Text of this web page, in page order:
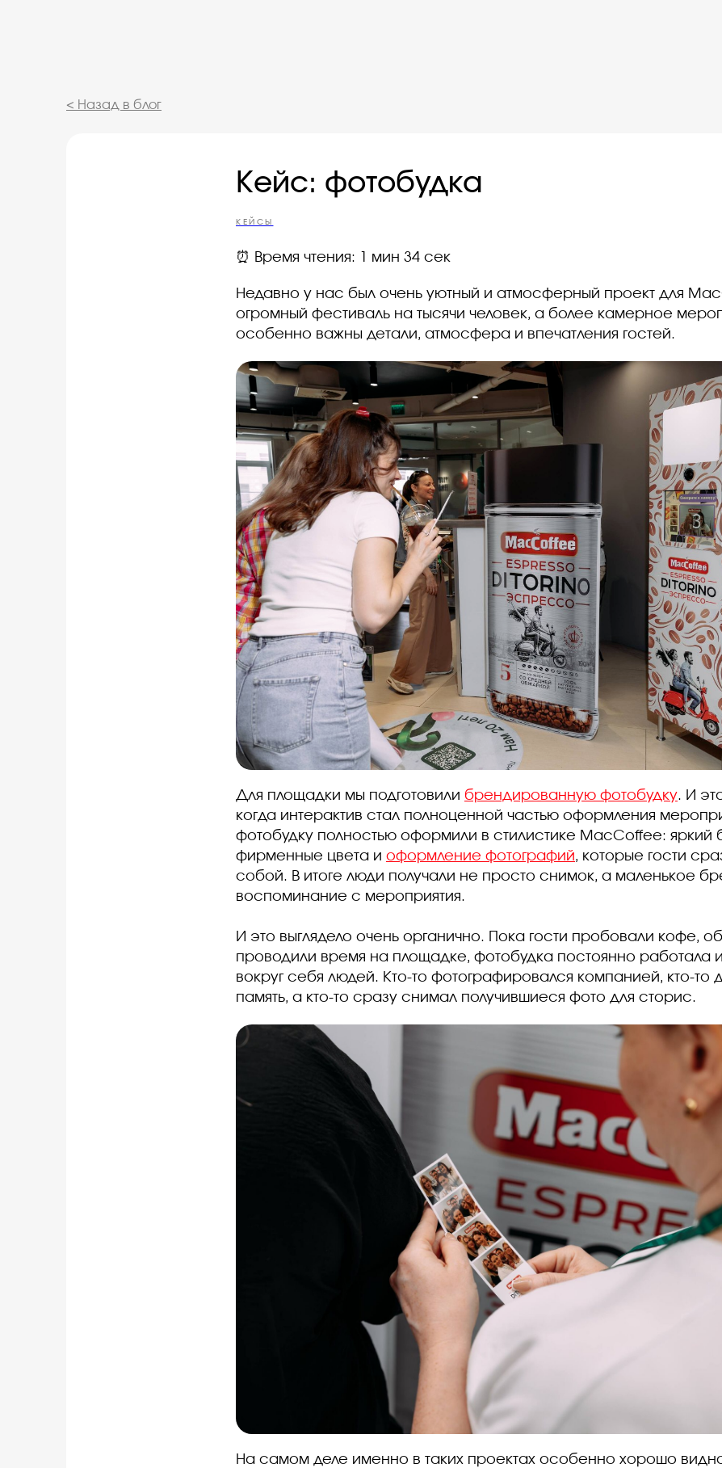
< Назад в блог
Кейс: фотобудка
КЕЙСЫ
⏰ Время чтения: 1 мин 34 сек
Недавно у нас был очень уютный и атмосферный проект для
огромный фестиваль на тысячи человек, а более камерное
особенно важны детали, атмосфера и впечатления гостей.
Для площадки мы подготовили брендированную фотобудку. И
когда интерактив стал полноценной частью оформления
фотобудку полностью оформили в стилистике MacCoffee: яркий
фирменные цвета и оформление фотографий, которые гости
собой. В итоге люди получали не просто снимок, а маленькое
воспоминание с мероприятия.
И это выглядело очень органично. Пока гости пробовали кофе,
проводили время на площадке, фотобудка постоянно работала
вокруг себя людей. Кто-то фотографировался компанией, кто-то
память, а кто-то сразу снимал получившиеся фото для сторис.
На самом деле именно в таких проектах особенно хорошо